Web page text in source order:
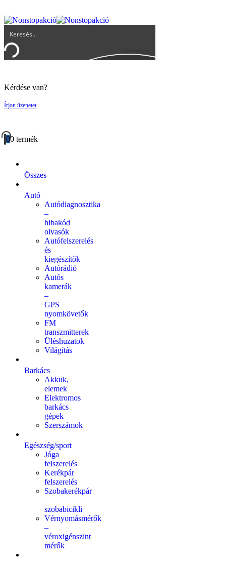
Keresés
Kérdése van?
Írjon üzenetet
00 termék
Összes
Autó
Autódiagnosztika
–
hibakód
olvasók
Autófelszerelés
és
kiegészítők
Autórádió
Autós
kamerák
–
GPS
nyomkövetők
FM
transzmitterek
Üléshuzatok
Világítás
Barkács
Akkuk,
elemek
Elektromos
barkács
gépek
Szerszámok
Egészség/sport
Jóga
felszerelés
Kerékpár
felszerelés
Szobakerékpár
–
szobabicikli
Vérnyomásmérők
–
véroxigénszint
mérők